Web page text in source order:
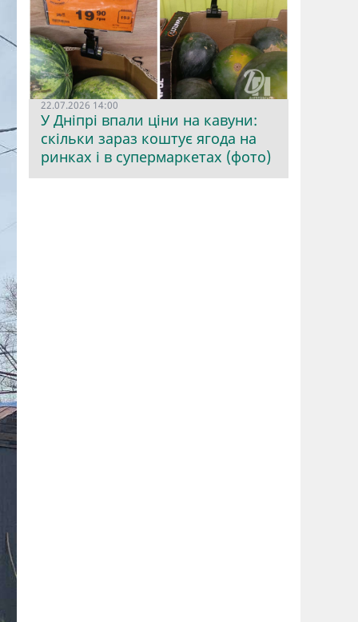
22.07.2026 14:00
У Дніпрі впали ціни на кавуни:
скільки зараз коштує ягода на
ринках і в супермаркетах (фото)